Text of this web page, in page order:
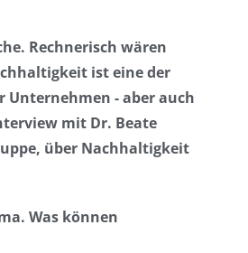
Rechnerisch wären
ist eine der
- aber auch
mit Dr. Beate
über Nachhaltigkeit
Was können